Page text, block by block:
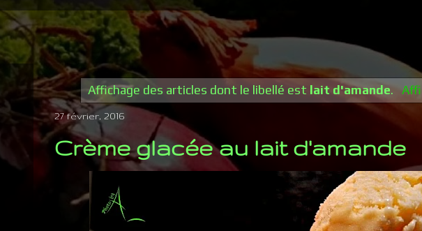
Affichage des articles dont le libellé est lait d'amande.
27 février, 2016
Crème glacée au lait d'amande